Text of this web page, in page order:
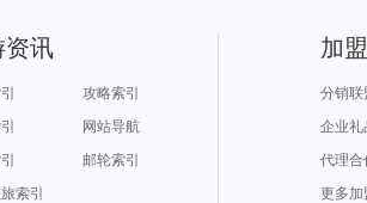
资讯
攻略索引
网站导航
邮轮索引
索引
加
分销联
企业礼
代理合
更多加